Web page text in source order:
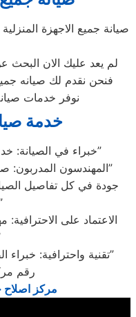
صيانة جميع الاجهزة
لم يعد عليك الان
فنحن نقدم لك صيانه
نوفر خدمات
خدمة
“خبراء في الصيانة: خدمات لشارب تضمن أفضل أداء”
“المهندسون المدربون: صيانة شارب بيد خبراء في الميدان”
“تقنية واحترافية: خبراء الصيانة من شارب يوفرون الأفضل”
رقم
مركز اصلاح